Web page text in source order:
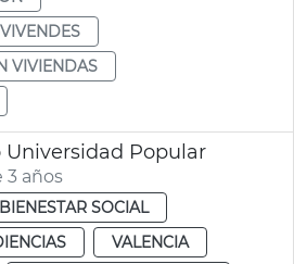
VIVIENDAS
Universidad Popular
3 años
BIENESTAR SOCIAL
VALENCIA